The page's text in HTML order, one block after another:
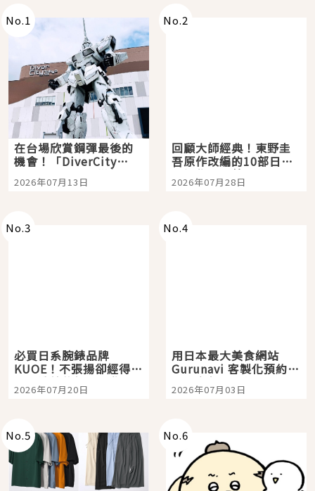
No.1
在台場欣賞鋼彈最後的
機會！「DiverCity
Tokyo Plaza」搭船、
購物、美食及夜景，一
2026年07月13日
No.2
回顧大師經典！東野圭
吾原作改編的10部日本
影視作品推薦
2026年07月28日
No.3
必買日系腕錶品牌
KUOE！不張揚卻經得起
時間洗鍊的經典之作五
選
2026年07月20日
No.4
用日本最大美食網站
Gurunavi 客製化預約九
大都市餐廳，打造專屬
美食體驗！
2026年07月03日
No.5 No.6